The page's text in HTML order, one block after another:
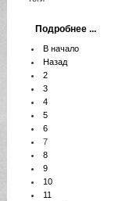
Подробнее ...
В начало
Назад
2
3
4
5
6
7
8
9
10
11